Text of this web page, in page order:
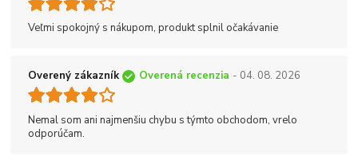
Veľmi spokojný s nákupom, produkt splnil očakávanie
Overený zákazník Overená recenzia - 04. 08. 2026
Nemal som ani najmenšiu chybu s týmto obchodom, vrelo
odporúčam.